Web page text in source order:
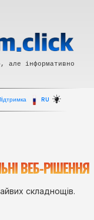
але інформативно
RU
ВЕБ-РІШЕННЯ
складнощів.